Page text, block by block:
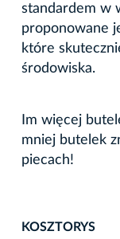
standardem w
proponowane
które
środowiska.
Im więcej
mniej butelek
piecach!
KOSZTORYS